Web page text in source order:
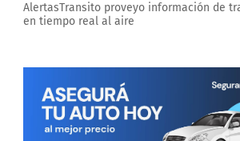
AlertasTransito proveyo información de
en tiempo real al aire